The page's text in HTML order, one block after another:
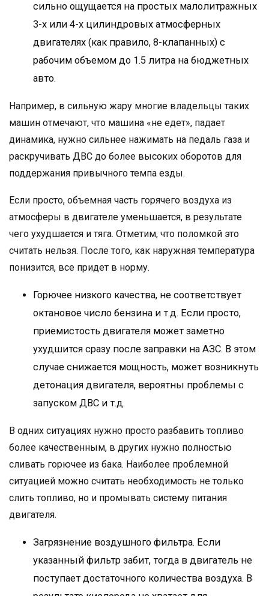
сильно ощущается на простых малолитражных
3-х или 4-х цилиндровых атмосферных
двигателях (как правило, 8-клапанных) с
рабочим объемом до 1.5 литра на бюджетных
авто.
Например, в сильную жару многие владельцы таких
машин отмечают, что машина «не едет», падает
динамика, нужно сильнее нажимать на педаль газа и
раскручивать ДВС до более высоких оборотов для
поддержания привычного темпа езды.
Если просто, объемная часть горячего воздуха из
атмосферы в двигателе уменьшается, в результате
чего ухудшается и тяга. Отметим, что поломкой это
считать нельзя. После того, как наружная температура
понизится, все придет в норму.
Горючее низкого качества, не соответствует
октановое число бензина и т.д. Если просто,
приемистость двигателя может заметно
ухудшится сразу после заправки на АЗС. В этом
случае снижается мощность, может возникнуть
детонация двигателя, вероятны проблемы с
запуском ДВС и т.д.
В одних ситуациях нужно просто разбавить топливо
более качественным, в других нужно полностью
сливать горючее из бака. Наиболее проблемной
ситуацией можно считать необходимость не только
слить топливо, но и промывать систему питания
двигателя.
Загрязнение воздушного фильтра. Если
указанный фильтр забит, тогда в двигатель не
поступает достаточного количества воздуха. В